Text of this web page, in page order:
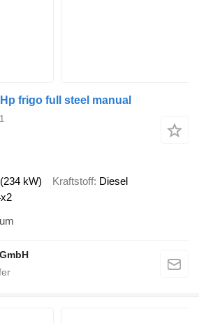
frigo full steel manual
kW) Kraftstoff Diesel